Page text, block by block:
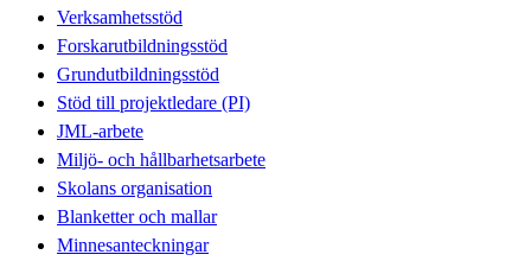
Verksamhetsstöd
Forskarutbildningsstöd
Grundutbildningsstöd
Stöd till projektledare (PI)
JML-arbete
Miljö- och hållbarhetsarbete
Skolans organisation
Blanketter och mallar
Minnesanteckningar